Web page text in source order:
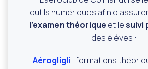
outils numériques afin
l’examen théorique et lesuivi
des élèves :
Aérogligli : formations